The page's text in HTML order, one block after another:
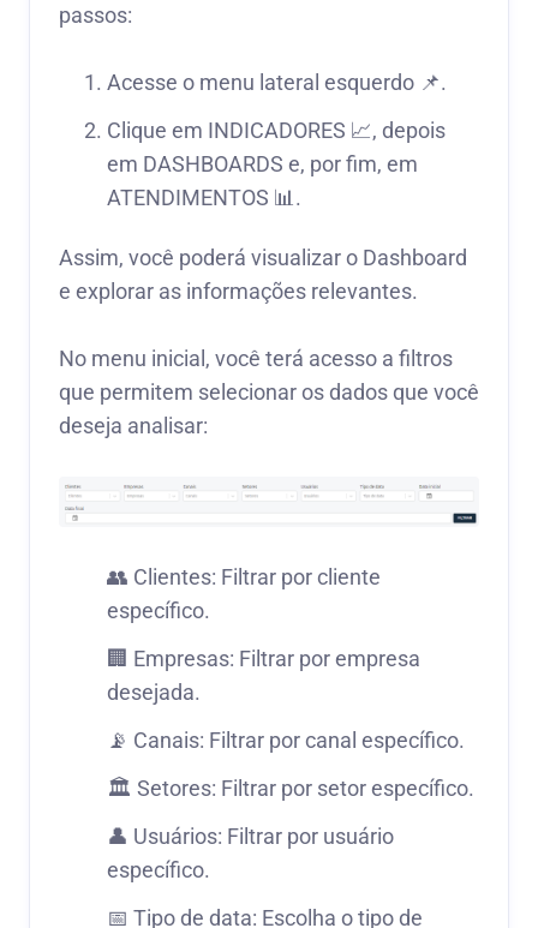
passos:
Acesse o menu lateral esquerdo 📌.
Clique em INDICADORES 📈, depois
em DASHBOARDS e, por fim, em
ATENDIMENTOS 📊.
Assim, você poderá visualizar o Dashboard
e explorar as informações relevantes.
No menu inicial, você terá acesso a filtros
que permitem selecionar os dados que você
deseja analisar:
👥 Clientes: Filtrar por cliente
específico.
🏢 Empresas: Filtrar por empresa
desejada.
📡 Canais: Filtrar por canal específico.
🏛️ Setores: Filtrar por setor específico.
👤 Usuários: Filtrar por usuário
específico.
📅 Tipo de data: Escolha o tipo de